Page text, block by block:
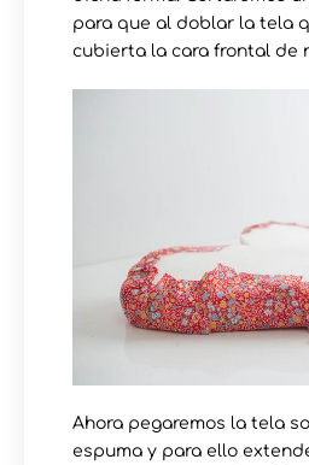
para que al doblar la tela
cubierta la cara frontal de
Ahora pegaremos la tela
espuma y para ello